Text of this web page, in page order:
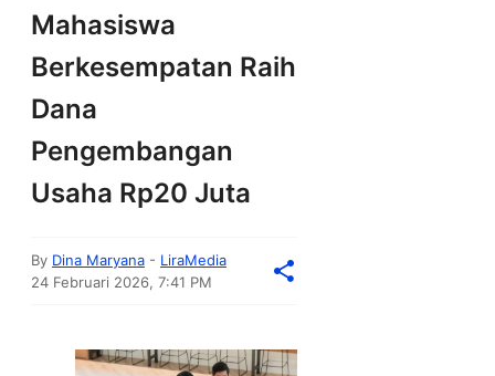
Mahasiswa
Berkesempatan Raih
Dana
Pengembangan
Usaha Rp20 Juta
By Dina Maryana - LiraMedia
24 Februari 2026, 7:41 PM